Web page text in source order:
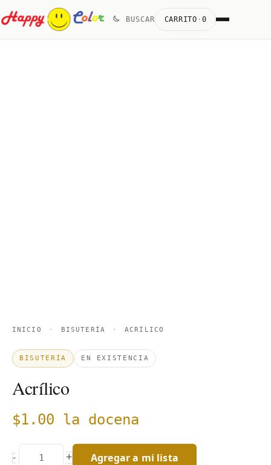
to
content
BUSCAR CARRITO · 0
INICIO · BISUTERÍA · ACRÍLICO
BISUTERÍA EN EXISTENCIA
Acrílico
$1.00 la docena
- + Agregar a mi lista